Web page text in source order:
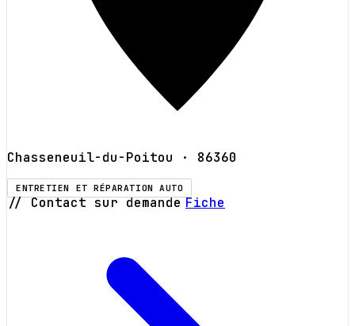
Chasseneuil-du-Poitou · 86360
ENTRETIEN ET RÉPARATION AUTO
// Contact sur demande Fiche